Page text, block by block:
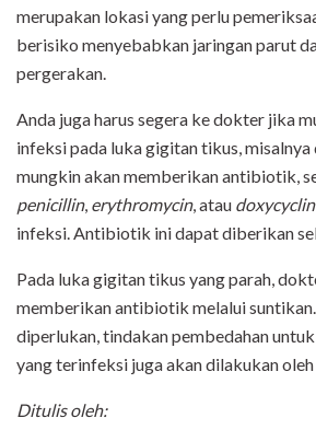
merupakan lokasi yang perlu
berisiko menyebabkan jaringan parut
pergerakan.
Anda juga harus segera ke dokter jika
infeksi pada luka gigitan tikus,
mungkin akan memberikan antibiotik,
penicillin, erythromycin, atau
infeksi. Antibiotik ini dapat diberikan
Pada luka gigitan tikus yang parah,
memberikan antibiotik melalui
diperlukan, tindakan pembedahan
yang terinfeksi juga akan dilakukan
Ditulis oleh: